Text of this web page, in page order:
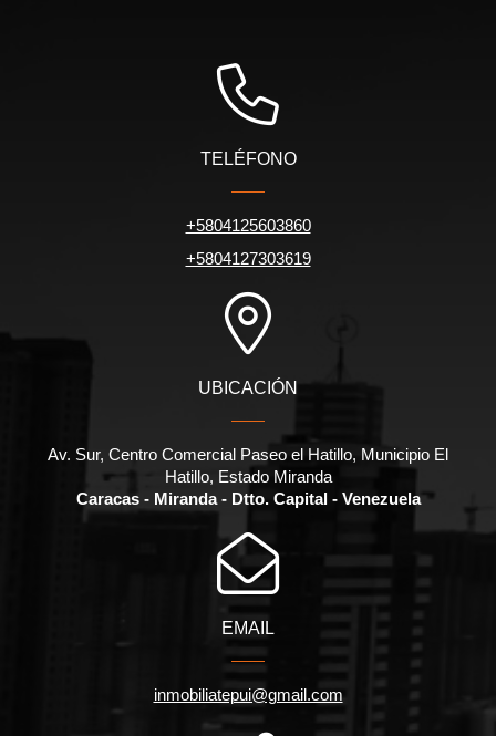
TELÉFONO
+5804125603860
+5804127303619
UBICACIÓN
Av. Sur, Centro Comercial Paseo el Hatillo, Municipio El
Hatillo, Estado Miranda
Caracas - Miranda - Dtto. Capital - Venezuela
EMAIL
inmobiliatepui@gmail.com